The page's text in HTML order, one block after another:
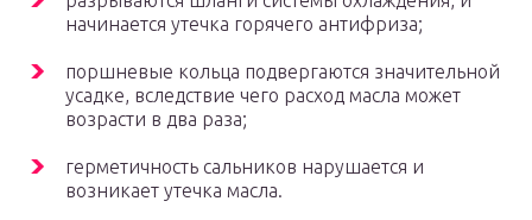
начинается утечка горячего антифриза;
поршневые кольца подвергаются значительной
усадке, вследствие чего расход масла может
возрасти в два раза;
герметичность сальников нарушается и
возникает утечка масла.